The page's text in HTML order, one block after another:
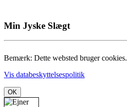
Min Jyske Slægt
Bemærk: Dette websted bruger cookies.
Vis databeskyttelsespolitik
OK